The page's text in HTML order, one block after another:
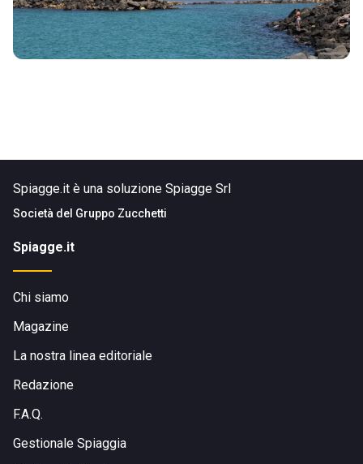
Spiagge.it è una soluzione Spiagge Srl
Società del Gruppo Zucchetti
Spiagge.it
Chi siamo
Magazine
La nostra linea editoriale
Redazione
F.A.Q.
Gestionale Spiaggia